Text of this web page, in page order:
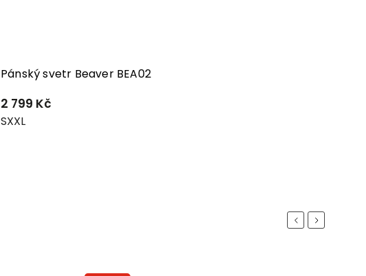
Pánský svetr Beaver BEA02
2 799 Kč
SXXL
Previous
Next